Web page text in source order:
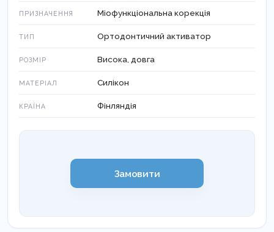
ПРИЗНАЧЕННЯ Міофункціональна корекція
ТИП Ортодонтичний активатор
РОЗМІР Висока, довга
МАТЕРІАЛ Силікон
КРАЇНА Фінляндія
Замовити